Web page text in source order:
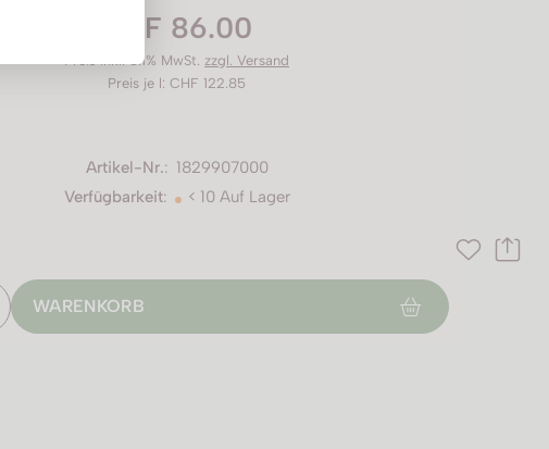
CHF 86.00
Preis inkl. 8.1% MwSt. zzgl. Versand
Preis je l: CHF 122.85
Artikel-Nr.: 1829907000
Verfügbarkeit: < 10 Auf Lager
WARENKORB